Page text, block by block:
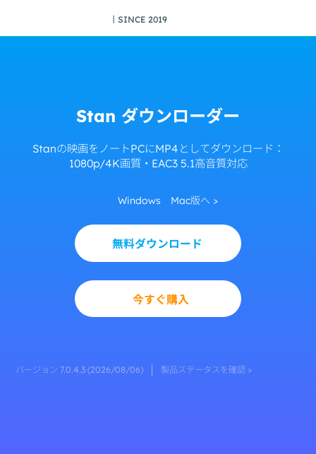
丨SINCE 2019
Stan ダウンローダー
Stanの映画をノートPCにMP4としてダウンロード：
1080p/4K画質・EAC3 5.1高音質対応
Windows Mac版へ >
無料ダウンロード
今すぐ購入
バージョン 7.0.4.3 (2026/08/06) 製品ステータスを確認 >